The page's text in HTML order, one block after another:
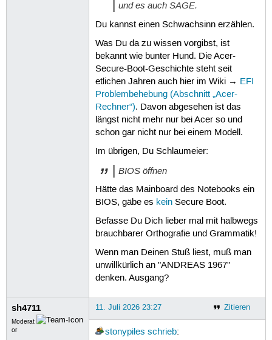
und es auch SAGE.
Du kannst einen Schwachsinn erzählen.
Was Du da zu wissen vorgibst, ist
bekannt wie bunter Hund. Die Acer-
Secure-Boot-Geschichte steht seit
etlichen Jahren auch hier im Wiki → EFI
Problembehebung (Abschnitt „Acer-
Rechner“). Davon abgesehen ist das
längst nicht mehr nur bei Acer so und
schon gar nicht nur bei einem Modell.
Im übrigen, Du Schlaumeier:
BIOS öffnen
Hätte das Mainboard des Notebooks ein
BIOS, gäbe es keinSecure Boot.
Befasse Du Dich lieber mal mit halbwegs
brauchbarer Orthografie und Grammatik!
Wenn man Deinen Stuß liest, muß man
unwillkürlich an "ANDREAS 1967"
denken. Ausgang?
sh4711
Moderat
or
Zitieren
11. Juli 2026 23:27
stonypiles schrieb: